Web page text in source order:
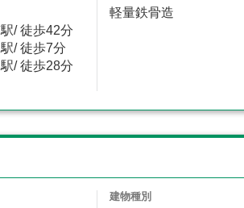
/ 徒歩42分
/ 徒歩7分
/ 徒歩28分
軽量鉄骨造
建物種別